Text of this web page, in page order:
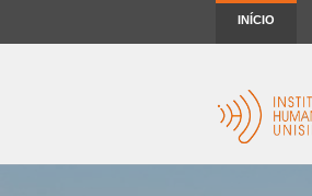
INÍCIO